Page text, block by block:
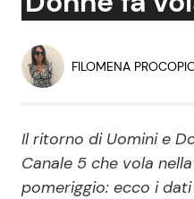
Economia
Persone Scomparse
Politica
FILOMENA
Il ritorno di Uomini e
Canale 5 che vola
pomeriggio: ecco i